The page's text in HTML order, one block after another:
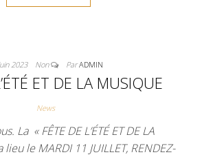
2023 Non ParADMIN
ET DE LA MUSIQUE
News
La « FÊTE DE L’ÉTÉ ET DE LA
lieu le MARDI 11 JUILLET, RENDEZ-